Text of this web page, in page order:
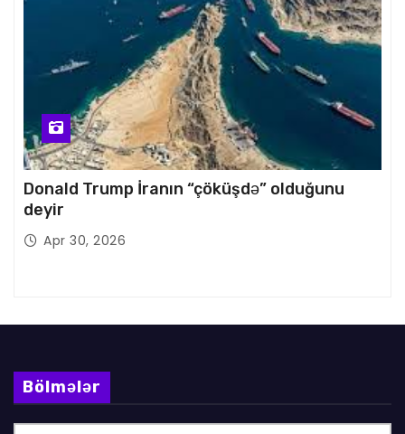
Donald Trump İranın “çöküşdə” olduğunu
deyir
Apr 30, 2026
Bölmələr